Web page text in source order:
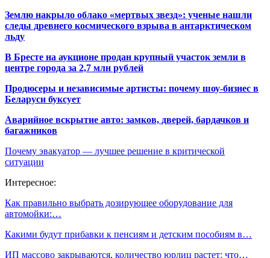
Землю накрыло облако «мертвых звезд»: ученые нашли
следы древнего космического взрыва в антарктическом
льду
В Бресте на аукционе продан крупный участок земли в
центре города за 2,7 млн рублей
Продюсеры и независимые артисты: почему шоу-бизнес в
Беларуси буксует
Аварийное вскрытие авто: замков, дверей, бардачков и
багажников
Почему эвакуатор — лучшее решение в критической
ситуации
Интересное:
Как правильно выбрать дозирующее оборудование для
автомойки:…
Какими будут прибавки к пенсиям и детским пособиям в…
ИП массово закрываются, количество юрлиц растет: что…